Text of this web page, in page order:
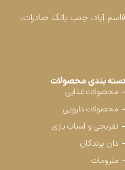
آباد، جنب بانک صادرات،
دسته بندی محصولات
محصولات غذایی
محصولات دارویی
تفریحی و اسباب بازی
دان پرندگان
ملزومات